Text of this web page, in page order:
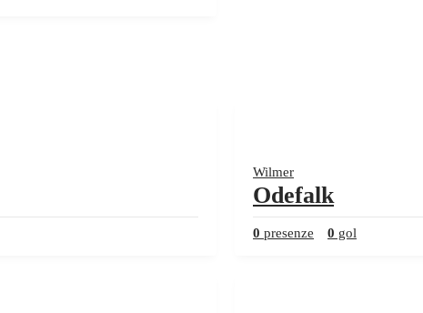
Wilmer
Odefalk
0 presenze 0 gol